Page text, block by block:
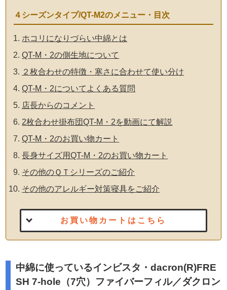
４シーズンタイプ/QT-M2のメニュー・目次
ホコリになりづらい中綿とは
QT-M・2の側生地について
２枚合わせの特徴・寒さに合わせて使い分け
QT-M・2についてよくある質問
店長からのコメント
2枚合わせ掛布団QT-M・2を動画にて解説
QT-M・2のお買い物カート
長身サイズ用QT-M・2のお買い物カート
その他のＱＴシリーズのご紹介
その他のアレルギー対策寝具をご紹介
お買い物カートはこちら
中綿に使っているインビスタ・dacron(R)FRE
SH 7-hole（7穴）ファイバーフィル／ダクロン